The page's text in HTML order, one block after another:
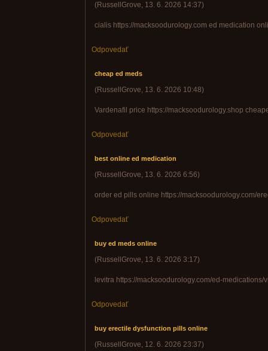
(RussellGrove, 13. 6. 2026 14:37)
cialis https://macksoodurology.com ed medication
Odpovedať
cheap ed meds
(RussellGrove, 13. 6. 2026 10:48)
Vardenafil price https://macksoodurology.shop
Odpovedať
best online ed medication
(RussellGrove, 13. 6. 2026 6:56)
order ed pills online https://macksoodurology.com/
Odpovedať
buy ed meds online
(RussellGrove, 13. 6. 2026 3:17)
levitra https://macksoodurology.com/ed-
Odpovedať
buy erectile dysfunction pills online
(RussellGrove, 12. 6. 2026 23:37)